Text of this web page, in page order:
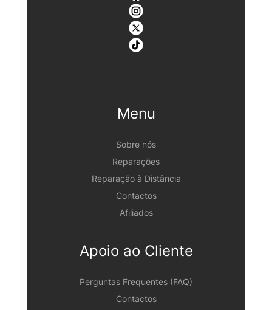
Menu
Sobre nós
Reparações
Reparação à Distância
Contactos
Afiliados
Apoio ao Cliente
Perguntas Frequentes (FAQ)
Contactos